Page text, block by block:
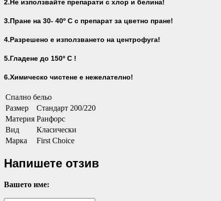
2.Не използвайте препарати с хлор и белина!
3.Пране на 30- 40º С с препарат за цветно пране!
4.Разрешено е използването на центрофуга!
5.Гладене до 150º С !
6.Химическо чистене е нежелателно!
Спално бельо
Размер
Стандарт 200/220
Материя Ранфорс
Вид
Класически
Марка
First Choice
Напишете отзив
Вашето име: